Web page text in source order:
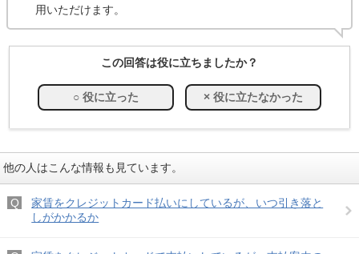
用いただけます。
この回答は役に立ちましたか？
他の人はこんな情報も見ています。
家賃をクレジットカード払いにしているが、いつ引き落と
しがかかるか